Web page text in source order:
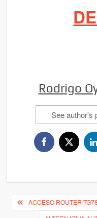
Rodrigo
See author's
Navegación
ACCESO ROUTER